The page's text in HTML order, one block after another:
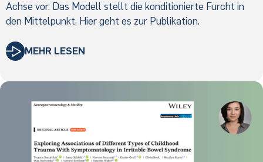
Achse vor. Das Modell stellt die konditionierte Furcht in
den Mittelpunkt. Hier geht es zur Publikation.
MEHR LESEN